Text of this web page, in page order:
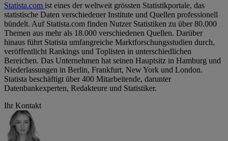
Statista.com ist eines der weltweit grössten Statistikportale, das
statistische Daten verschiedener Institute und Quellen professionell
bündelt. Auf Statista.com finden Nutzer Statistiken zu über 80.000
Themen aus mehr als 18.000 verschiedenen Quellen. Darüber
hinaus führt Statista umfangreiche Marktforschungsstudien durch,
veröffentlicht Rankings und Toplisten in unterschiedlichen
Bereichen. Das Unternehmen hat seinen Hauptsitz in Hamburg und
Niederlassungen in Berlin, Frankfurt, New York und London.
Statista beschäftigt über 400 Mitarbeitende, darunter
Datenbankexperten, Redakteure und Statistiker.
Ihr Kontakt